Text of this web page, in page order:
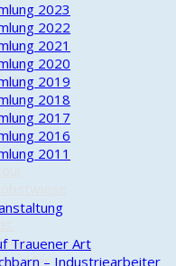
2023
2022
2021
2020
2019
2018
2017
2016
2011
Trauener Art
– Industriearbeiter